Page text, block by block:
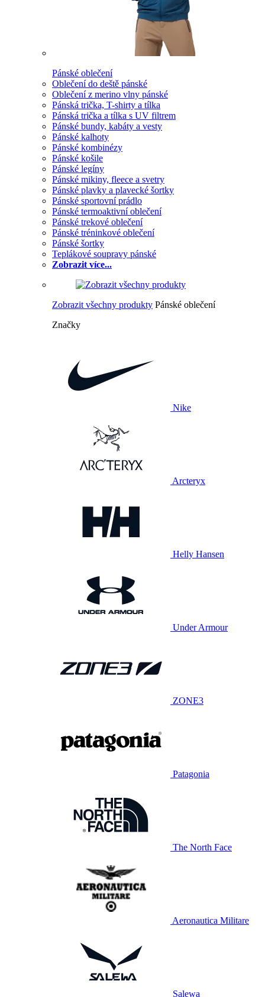
Pánské oblečení
Oblečení do deště pánské
Oblečení z merino vlny pánské
Pánská trička, T-shirty a tílka
Pánská trička a tílka s UV filtrem
Pánské bundy, kabáty a vesty
Pánské kalhoty
Pánské kombinézy
Pánské košile
Pánské legíny
Pánské mikiny, fleece a svetry
Pánské plavky a plavecké šortky
Pánské sportovní prádlo
Pánské termoaktivní oblečení
Pánské trekové oblečení
Pánské tréninkové oblečení
Pánské šortky
Teplákové soupravy pánské
Zobrazit více...
Zobrazit všechny produkty Pánské oblečení
Značky
Nike
Arcteryx
Helly Hansen
Under Armour
ZONE3
Patagonia
The North Face
Aeronautica Militare
Salewa